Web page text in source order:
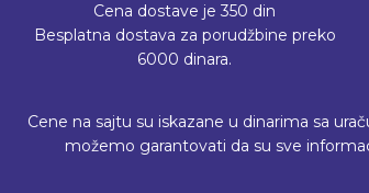
Cena dostave je 350 din
Besplatna dostava za porudžbine preko
6000 dinara.
Cene na sajtu su iskazane u dinarima sa
možemo garantovati da su sve